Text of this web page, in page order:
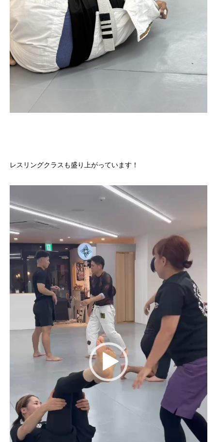
レスリングクラスも盛り上がっています！
プ
レ
ヤ
ー